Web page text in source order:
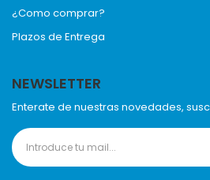
¿Como comprar?
Plazos de Entrega
NEWSLETTER
Enterate de nuestras novedades,